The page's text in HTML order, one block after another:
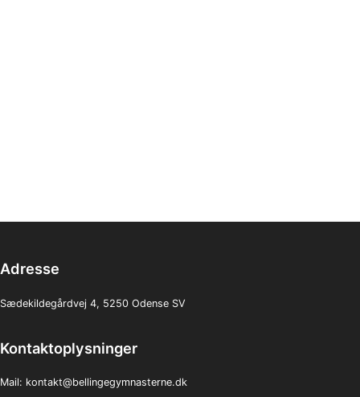
Adresse
Sædekildegårdvej 4, 5250 Odense SV
Kontaktoplysninger
Mail: kontakt@bellingegymnasterne.dk